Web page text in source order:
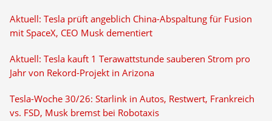
Aktuell: Tesla prüft angeblich China-Abspaltung für Fusion
mit SpaceX, CEO Musk dementiert
Aktuell: Tesla kauft 1 Terawattstunde sauberen Strom pro
Jahr von Rekord-Projekt in Arizona
Tesla-Woche 30/26: Starlink in Autos, Restwert, Frankreich
vs. FSD, Musk bremst bei Robotaxis